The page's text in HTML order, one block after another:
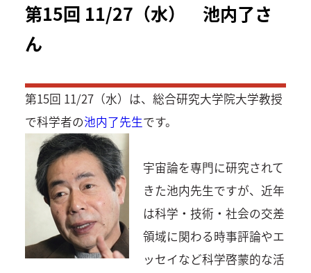
第15回 11/27（水） 池内了さ
ん
第15回 11/27（水）は、総合研究大学院大学教授
で科学者の池内了先生です。
宇宙論を専門に研究されて
きた池内先生ですが、近年
は科学・技術・社会の交差
領域に関わる時事評論やエ
ッセイなど科学啓蒙的な活